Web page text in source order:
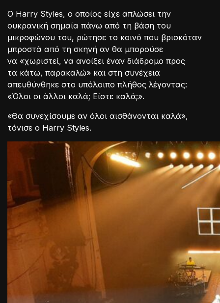
Ο Harry Styles, ο οποίος είχε απλώσει την
ουκρανική σημαία πάνω από τη βάση του
μικροφώνου του, ρώτησε το κοινό που βρισκόταν
μπροστά από τη σκηνή αν θα μπορούσε
να «χωριστεί, να ανοίξει έναν διάδρομο προς
τα κάτω, παρακαλώ» και στη συνέχεια
απευθύνθηκε στο υπόλοιπο πλήθος λέγοντας:
«Όλοι οι άλλοι καλά; Είστε καλά;».
«Θα συνεχίσουμε αν όλοι αισθάνονται καλά»,
τόνισε ο Harry Styles.